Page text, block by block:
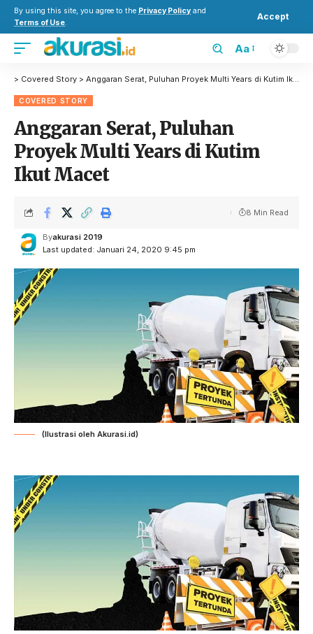
By using this site, you agree to the Privacy Policy and
Terms of Use.
Accept
Aa
> Covered Story > Anggaran Serat, Puluhan Proyek Multi Years di Kutim Ikut Macet
COVERED STORY
Anggaran Serat, Puluhan
Proyek Multi Years di Kutim
Ikut Macet
Last updated: Januari 24, 2020 9:45 pm
Byakurasi 2019
8 Min Read
(Ilustrasi oleh Akurasi.id)